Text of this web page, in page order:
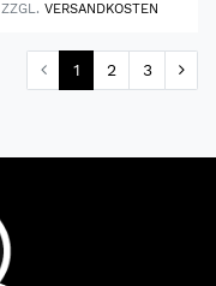
ZZGL.VERSANDKOSTEN
1 2 3